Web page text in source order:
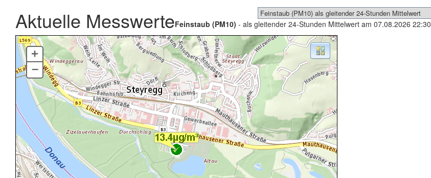
Aktuelle MesswerteFeinstaub (PM10) - als gleitender 24-Stunden Mittelwert am 07.08.2026 22:30
+
–